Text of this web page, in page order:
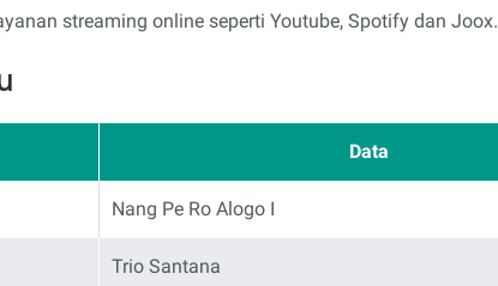
streaming online seperti Youtube, Spotify dan Joox.
Data
Nang Pe Ro Alogo I
Trio Santana